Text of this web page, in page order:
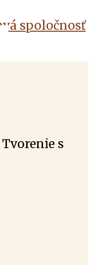
spoločnosť
Tvorenie s